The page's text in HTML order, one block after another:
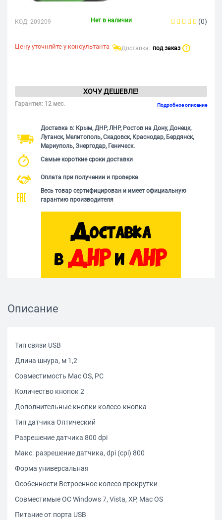
КОД: 209209 Нет в наличии (0)
Цену уточняйте у консультанта Доставка: под заказ ?
ХОЧУ ДЕШЕВЛЕ!
Гарантия: 12 мес. Подробное описание
Доставка в: Крым, ДНР, ЛНР, Ростов на Дону, Донецк,
Луганск, Мелитополь, Скадовск, Краснодар, Бердянск,
Мариуполь, Энергодар, Геническ.
Самые короткие сроки доставки
Оплата при получении и проверке
Весь товар сертифицирован и имеет официальную
гарантию производителя
Описание
Тип связи USB
Длина шнура, м 1,2
Совместимость Mac OS, PC
Количество кнопок 2
Дополнительные кнопки колесо-кнопка
Тип датчика Оптический
Разрешение датчика 800 dpi
Макс. разрешение датчика, dpi (cpi) 800
Форма универсальная
Особенности Встроенное колесо прокрутки
Совместимые ОС Windows 7, Vista, XP, Mac OS
Питание от порта USB